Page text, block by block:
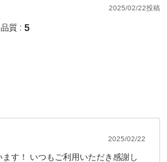
2025/02/22投稿
品質 : 5
2025/02/22
す！ いつもご利用いただき感謝し